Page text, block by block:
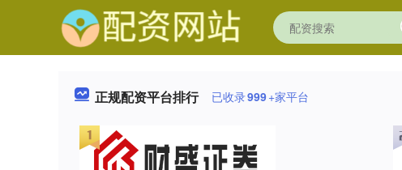
正规配资平台排行 已收录999+家平台